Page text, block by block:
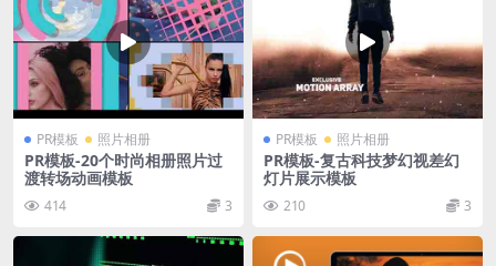
PR模板 照片相册
PR模板-20个时尚相册照片过
渡转场动画模板
414 3
PR模板 照片相册
PR模板-复古科技梦幻视差幻
灯片展示模板
210 3